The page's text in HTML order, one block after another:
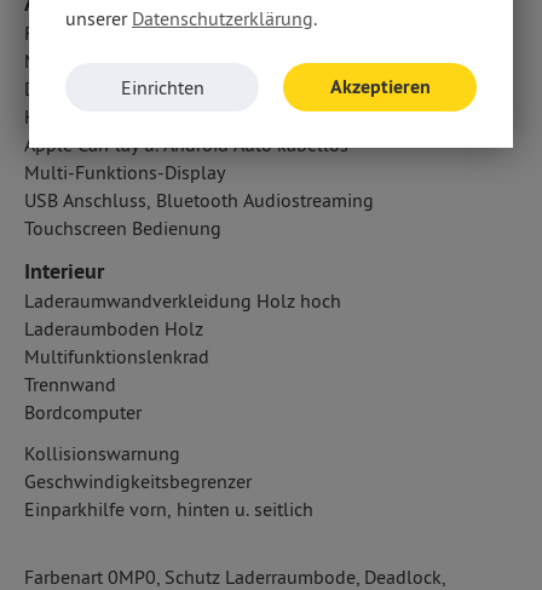
Radio
Multimedia-System
Digitaler Radioempfang DAB
Handyvorbereitung Bluetooth
Apple CarPlay u. Android Auto kabellos
Multi-Funktions-Display
USB Anschluss, Bluetooth Audiostreaming
Touchscreen Bedienung
Interieur
Laderaumwandverkleidung Holz hoch
Laderaumboden Holz
Multifunktionslenkrad
Trennwand
Bordcomputer
Kollisionswarnung
Geschwindigkeitsbegrenzer
Einparkhilfe vorn, hinten u. seitlich
Farbenart 0MP0, Schutz Laderraumbode, Deadlock,
unserer Datenschutzerklärung.
Einrichten Akzeptieren